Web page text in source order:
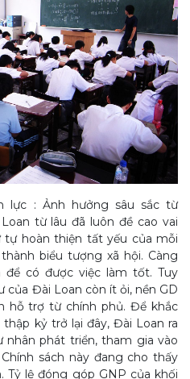
lực : Ảnh hưởng sâu sắc từ
từ lâu đã luôn đề cao vai
hoàn thiện tất yếu của mỗi
biểu tượng xã hội. Càng
để có được việc làm tốt. Tuy
Đài Loan còn ít ỏi, nền GD
hỗ trợ từ chính phủ. Để khắc
kỷ trở lại đây, Đài Loan ra
nhân phát triển, tham gia vào
sách này đang cho thấy
Tỷ lệ đóng góp GNP của khối